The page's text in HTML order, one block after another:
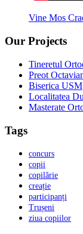
Vine Mos
Our Projects
Tineretul
Preot
Biserica USM
Localitatea
Masterate
Tags
concurs
copii
copilărie
creație
participanți
Trușeni
ziua copiilor